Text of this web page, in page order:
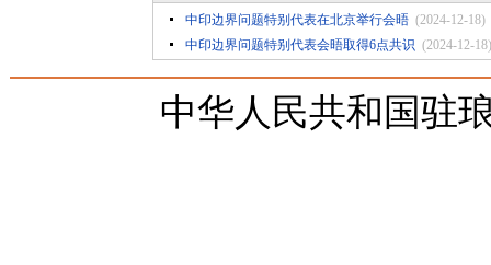
中印边界问题特别代表在北京举行会晤 (2024-12-18)
中印边界问题特别代表会晤取得6点共识 (2024-12-18)
中华人民共和国驻